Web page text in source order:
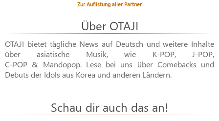
Zur Auflistung aller Partner
Über OTAJI
OTAJI bietet tägliche News auf Deutsch und weitere Inhalte
über asiatische Musik, wie K-POP,J-POP,
C-POP & Mandopop. Lese bei uns über Comebacks und
Debuts der Idols aus Korea und anderen Ländern.
Schau dir auch das an!